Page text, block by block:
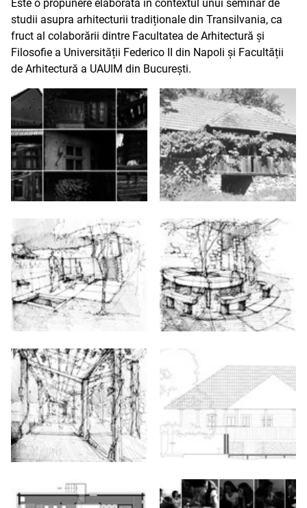
Este o propunere elaborată în contextul unui seminar de
studii asupra arhitecturii tradiționale din Transilvania, ca
fruct al colaborării dintre Facultatea de Arhitectură și
Filosofie a Universității Federico II din Napoli și Facultății
de Arhitectură a UAUIM din București.